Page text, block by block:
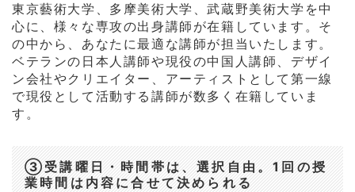
東京藝術大学、多摩美術大学、武蔵野美術大学を中
心に、様々な専攻の出身講師が在籍しています。そ
の中から、あなたに最適な講師が担当いたします。
ベテランの日本人講師や現役の中国人講師、デザイ
ン会社やクリエイター、アーティストとして第一線
で現役として活動する講師が数多く在籍していま
す。
③受講曜日・時間帯は、選択自由。1回の授
業時間は内容に合せて決められる